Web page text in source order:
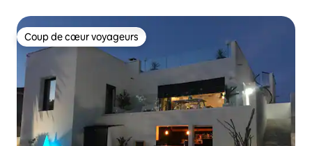
Coup de cœur voyageurs
Coup de cœur voyageurs